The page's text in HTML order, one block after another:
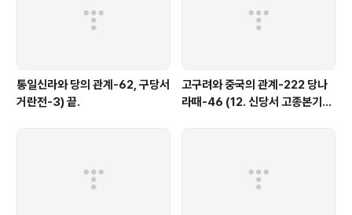
통일신라와 당의 관계-62, 구당서
거란전-3) 끝.
고구려와 중국의 관계-222 당나
라때-46 (12. 신당서 고종본기